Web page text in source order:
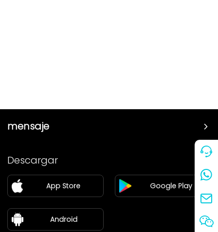
mensaje
Pareja
Blog
sobre nosotros
Descargar
App Store Google Play
Android